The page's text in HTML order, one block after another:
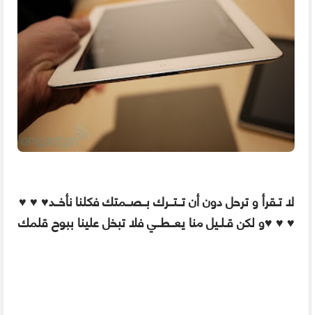
♥ ♥ ♥لا تـقرأ و ترحل دون أن تــتــرك بــصــمتك فكلنا نأخــد
و لكن قـلـيل منا يعــطــي فلا تبخل علينا ببوح قلمك♥ ♥ ♥